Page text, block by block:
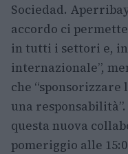
Sociedad.
accordo ci
in tutti i settori e,
internazionale”,
che “sponsorizzare
una
questa nuova
pomeriggio alle